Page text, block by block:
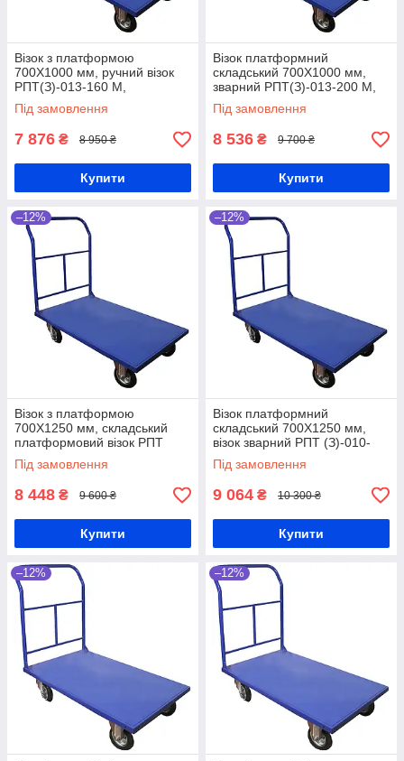
Візок з платформою
700Х1000 мм, ручний візок
РПТ(З)-013-160 М,
складський візок зварний,
платформовий візок, візок
Під замовлення
7 876 ₴ 8 950 ₴
Купити
Візок платформний
складський 700Х1000 мм,
зварний РПТ(З)-013-200 М,
транспортувальний візок,
вантажний візок,
Під замовлення
8 536 ₴ 9 700 ₴
Купити
–12%
Візок з платформою
700Х1250 мм, складський
платформовий візок РПТ
(З)-010-160 М, візок для
складу, ручний візок,
Під замовлення
8 448 ₴ 9 600 ₴
Купити
–12%
Візок платформний
складський 700Х1250 мм,
візок зварний РПТ (З)-010-
200 М, транспортувальний
візок, вантажний візок, ручний
Під замовлення
9 064 ₴ 10 300 ₴
Купити
–12% –12%